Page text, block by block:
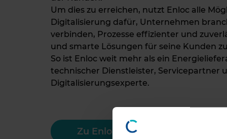
Um dies zu erreichen, nutzt Enloc alle
Digitalisierung dafür, Unternehmen
verbinden, Prozesse effizienter und
und smarte Lösungen für seine Kunden
So ist Enloc weit mehr als ein
technischer Dienstleister, Servicepartner
Digitalisierungsexperte.
Zu Enloc